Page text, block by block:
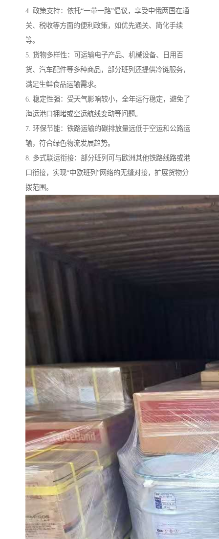
4. 政策支持：依托“一带一路”倡议，享受中俄两国在通
关、税收等方面的便利政策，如优先通关、简化手续
等。
5. 货物多样性：可运输电子产品、机械设备、日用百
货、汽车配件等多种商品，部分班列还提供冷链服务，
满足生鲜食品运输需求。
6. 稳定性强：受天气影响较小，全年运行稳定，避免了
海运港口拥堵或空运航线变动等问题。
7. 环保节能：铁路运输的碳排放量远低于空运和公路运
输，符合绿色物流发展趋势。
8. 多式联运衔接：部分班列可与欧洲其他铁路线路或港
口衔接，实现“中欧班列”网络的无缝对接，扩展货物分
拨范围。